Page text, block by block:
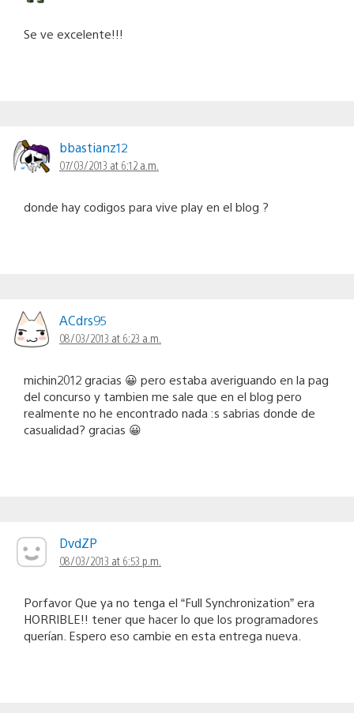
Se ve excelente!!!
bbastianz12
07/03/2013 at 6:12 a.m.
donde hay codigos para vive play en el blog ?
ACdrs95
08/03/2013 at 6:23 a.m.
michin2012 gracias 😀 pero estaba averiguando en la pag
del concurso y tambien me sale que en el blog pero
realmente no he encontrado nada :s sabrias donde de
casualidad? gracias 😀
DvdZP
08/03/2013 at 6:53 p.m.
Porfavor Que ya no tenga el “Full Synchronization” era
HORRIBLE!! tener que hacer lo que los programadores
querían. Espero eso cambie en esta entrega nueva.